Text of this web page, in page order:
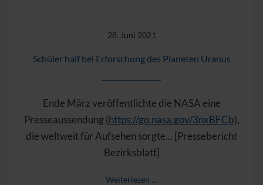
28. Juni 2021
Schüler half bei Erforschung des Planeten Uranus
Ende März veröffentlichte die NASA eine
Presseaussendung (https://go.nasa.gov/3nxBFCb),
die weltweit für Aufsehen sorgte... [Pressebericht
Bezirksblatt]
Weiterlesen …